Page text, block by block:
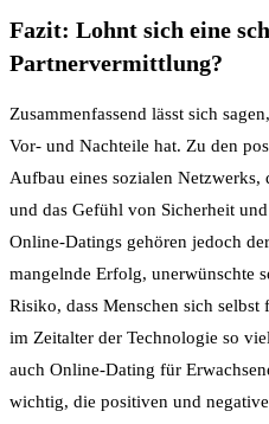
Fazit: Lohnt sich eine
Partnervermittlung?
Zusammenfassend lässt sich
Vor- und Nachteile hat. Zu den
Aufbau eines sozialen Netzwerks,
und das Gefühl von Sicherheit
Online-Datings gehören jedoch
mangelnde Erfolg, unerwünschte
Risiko, dass Menschen sich
im Zeitalter der Technologie so
auch Online-Dating für
wichtig, die positiven und